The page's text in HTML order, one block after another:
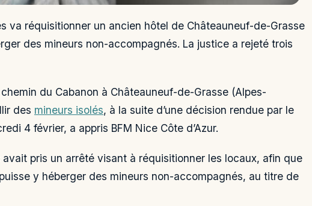
va réquisitionner un ancien hôtel de Châteauneuf-de-Grasse
des mineurs non-accompagnés. La justice a rejeté trois
du Cabanon à Châteauneuf-de-Grasse (Alpes-
des mineurs isolés, à la suite d’une décision rendue par le
4 février, a appris BFM Nice Côte d’Azur.
pris un arrêté visant à réquisitionner les locaux, afin que
y héberger des mineurs non-accompagnés, au titre de